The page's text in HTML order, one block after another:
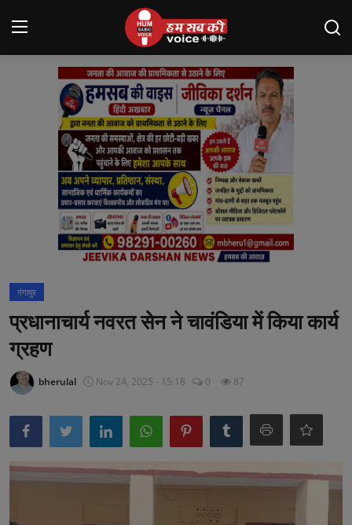
Login Register
About us
शाहपुरा
मनोरंजन
अनूपगढ़
राजस्थान
भीलवाड़ा
गंगापुर
प्रधानाचार्य नवरत सेन ने चावंडिया में किया कार्य
ग्रहण
bherulal Nov 24, 2025 - 15:18 0 87